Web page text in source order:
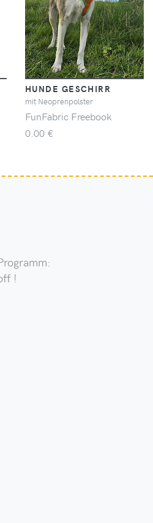
HUNDE GESCHIRR
mit Neoprenpolster
FunFabric Freebook
0.00 €
!